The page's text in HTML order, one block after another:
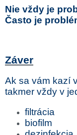
Nie vždy je
Často je
Záver
Ak sa vám kazí
takmer vždy v
filtrácia
biofilm